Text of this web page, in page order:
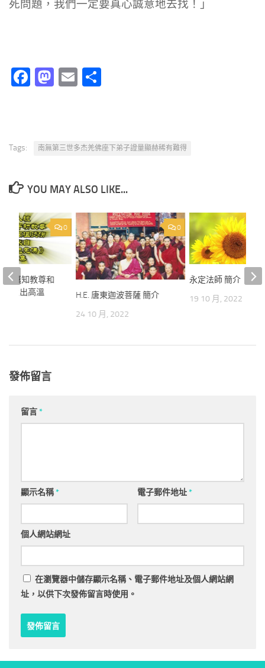
死問題，我們一定要真心誠意地去找！」
Facebook
Mastodon
Email
Tags: 南無第三世多杰羌佛座下弟子證量顯赫稀有難得
YOU MAY ALSO LIKE...
0
H.E. 唐東迦波菩薩 簡介
24 10 月, 2022
永定法師 簡介
19 10 月, 2022
0
子 莫知教尊和
拙火出高溫
發佈留言
留言*
顯示名稱* 電子郵件地址*
個人網站網址
在瀏覽器中儲存顯示名稱、電子郵件地址及個人網站網
址，以供下次發佈留言時使用。